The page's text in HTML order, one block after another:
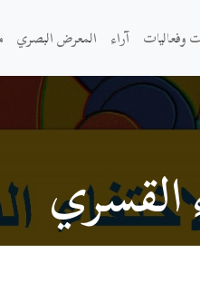
وفعاليات آراء المعرض البصري
القسري